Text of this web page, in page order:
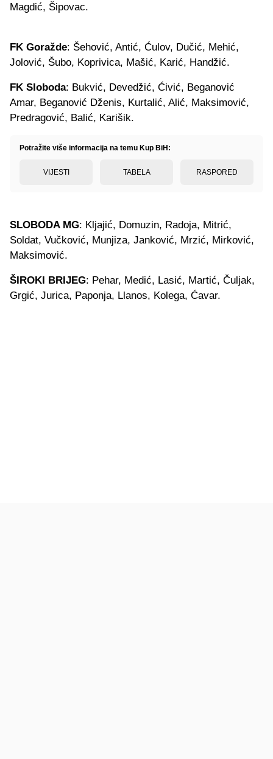
Magdić, Šipovac.
FK Goražde: Šehović, Antić, Ćulov, Dučić, Mehić,
Jolović, Šubo, Koprivica, Mašić, Karić, Handžić.
FK Sloboda: Bukvić, Devedžić, Ćivić, Beganović
Amar, Beganović Dženis, Kurtalić, Alić, Maksimović,
Predragović, Balić, Karišik.
Potražite više informacija na temu Kup BiH:
VIJESTI TABELA RASPORED
SLOBODA MG: Kljajić, Domuzin, Radoja, Mitrić,
Soldat, Vučković, Munjiza, Janković, Mrzić, Mirković,
Maksimović.
ŠIROKI BRIJEG: Pehar, Medić, Lasić, Martić, Čuljak,
Grgić, Jurica, Paponja, Llanos, Kolega, Ćavar.